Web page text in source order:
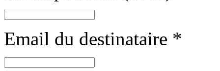
Email du destinataire *